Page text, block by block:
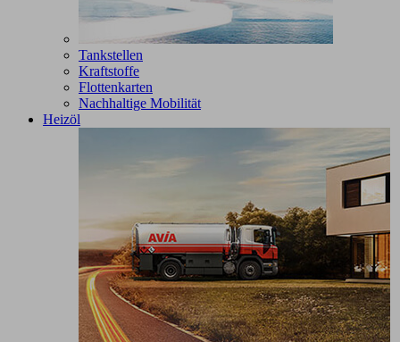
Tankstellen
Kraftstoffe
Flottenkarten
Nachhaltige Mobilität
Heizöl